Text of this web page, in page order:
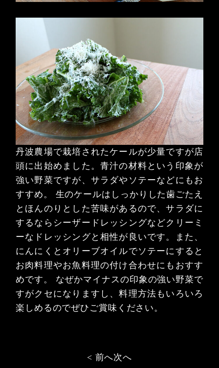
丹波農場で栽培されたケールが少量ですが店
頭に出始めました。青汁の材料という印象が
強い野菜ですが、サラダやソテーなどにもお
すすめ。
生のケールはしっかりした歯ごたえ
とほんのりとした苦味があるので、サラダに
するならシーザードレッシングなどクリーミ
ーなドレッシングと相性が良いです。また、
にんにくとオリーブオイルでソテーにすると
お肉料理やお魚料理の付け合わせにもおすす
めです。
なぜかマイナスの印象の強い野菜で
すがクセになりますし、料理方法もいろいろ
楽しめるのでぜひご賞味ください。
< 前へ次へ